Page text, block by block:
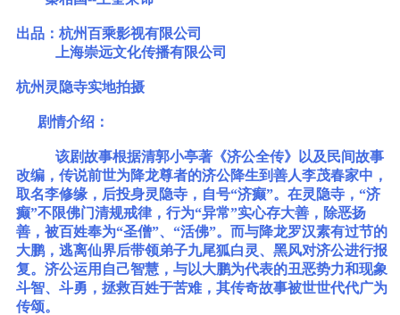
出品：杭州百乘影视有限公司
上海崇远文化传播有限公司
杭州灵隐寺实地拍摄
剧情介绍：
该剧故事根据清郭小亭著《济公全传》以及民间故事
改编，传说前世为降龙尊者的济公降生到善人李茂春家中，
取名李修缘，后投身灵隐寺，自号“济癫”。在灵隐寺，“济
癫”不限佛门清规戒律，行为“异常”实心存大善，除恶扬
善，被百姓奉为“圣僧”、“活佛”。而与降龙罗汉素有过节的
大鹏，逃离仙界后带领弟子九尾狐白灵、黑风对济公进行报
复。济公运用自己智慧，与以大鹏为代表的丑恶势力和现象
斗智、斗勇，拯救百姓于苦难，其传奇故事被世世代代广为
传颂。